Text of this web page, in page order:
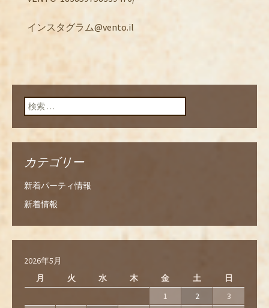
インスタグラム@vento.il
検索:
カテゴリー
新着パーティ情報
新着情報
2026年5月
月
火 水 木 金 土 日
1 2
3